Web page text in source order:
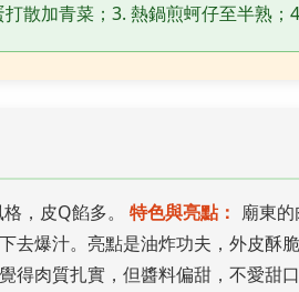
散加青菜；3. 熱鍋煎蚵仔至半熟；
，皮Q餡多。 特色與亮點： 廟東
去爆汁。亮點是油炸功夫，外皮酥
得肉質扎實，但醬料偏甜，不愛甜